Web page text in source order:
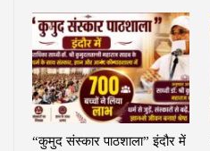
“कुमुद संस्कार पाठशाला” इंदौर में